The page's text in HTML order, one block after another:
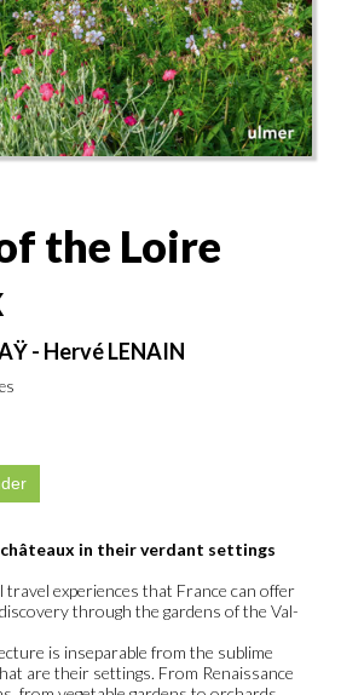
the Loire
- Hervé LENAIN
in their verdant settings
experiences that France can offer
through the gardens of the Val-
is inseparable from the sublime
are their settings. From Renaissance